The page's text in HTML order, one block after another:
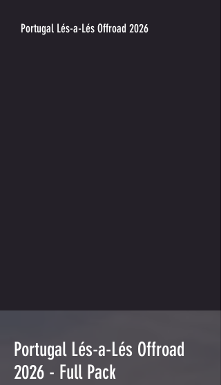
Portugal Lés-a-Lés Offroad 2026
Portugal Lés-a-Lés Offroad
2026 - Full Pack